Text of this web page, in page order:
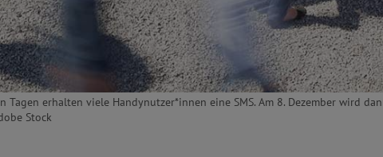
Tagen erhalten viele Handynutzer*innen eine SMS. Am 8. Dezember wird
Stock